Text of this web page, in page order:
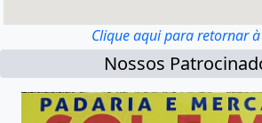
Clique aqui para retornar
Nossos